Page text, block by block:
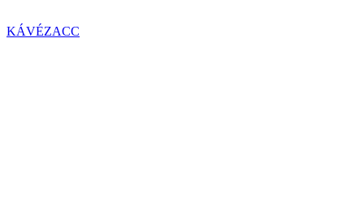
KÁVÉZACC